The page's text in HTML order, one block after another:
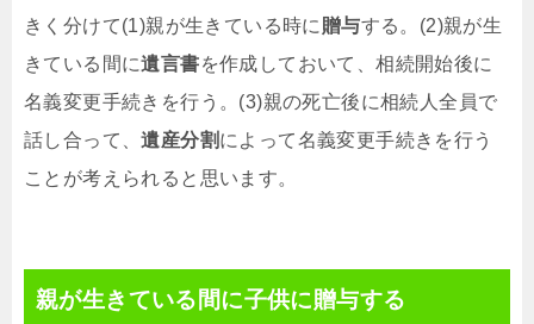
きく分けて(1)親が生きている時に 贈与する。(2)親が生
きている間に遺言書を作成しておいて、相続開始後に
名義変更手続きを行う。(3)親の死亡後に相続人全員で
話し合って、遺産分割によって名義変更手続きを行う
ことが考えられると思います。
親が生きている間に子供に贈与する